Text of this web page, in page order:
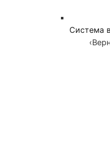
Система
‹